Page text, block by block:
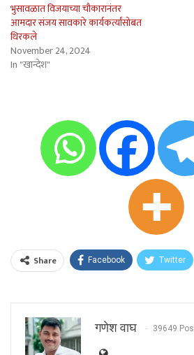
भुसावळात विजयाच्या चौकारानंतर
आमदार संजय सावकारे कार्यकर्त्यांसोबत
थिरकले
November 24, 2024
In "खान्देश"
Share Facebook Twitter
गणेश वाघ 39649